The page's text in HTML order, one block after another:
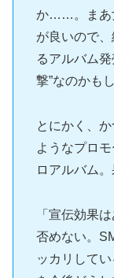
か……。まあ
が良いので
るアルバム
撃”なのかも
とにかく、
ようなプロ
ロアルバム
「宣伝効果
否めない。
ッカリして